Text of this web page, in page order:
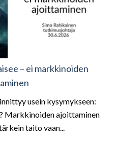
– ei markkinoiden
usein kysymykseen:
Markkinoiden ajoittaminen
taito vaan...